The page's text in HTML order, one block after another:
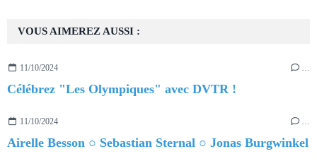
VOUS AIMEREZ AUSSI :
11/10/2024 …
Célébrez "Les Olympiques" avec DVTR !
11/10/2024 …
Airelle Besson ○ Sebastian Sternal ○ Jonas Burgwinkel